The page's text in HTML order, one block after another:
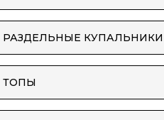
РАЗДЕЛЬНЫЕ КУПАЛЬНИКИ
ТОПЫ